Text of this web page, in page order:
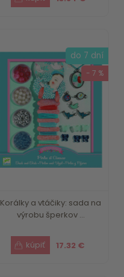
Korálky a vtáčiky: sada na
výrobu šperkov ...
17.32 €
do 7 dní
- 7 %